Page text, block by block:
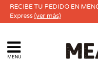
RECIBE TU PEDIDO EN
Express(ver más)
MENU